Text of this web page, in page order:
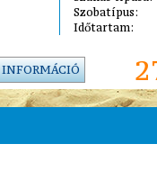
Szobatípus:
Időtartam:
INFORMÁCIÓ